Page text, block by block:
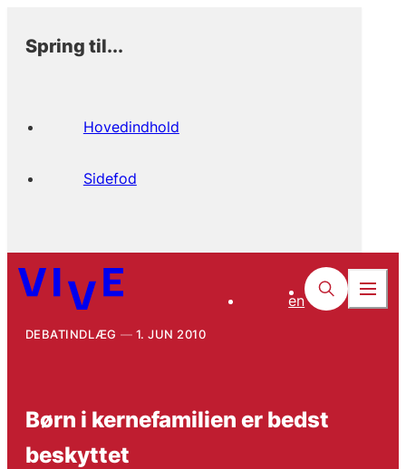
Spring til...
Hovedindhold
Sidefod
en
DEBATINDLÆG 1. JUN 2010
Børn i kernefamilien er bedst
beskyttet